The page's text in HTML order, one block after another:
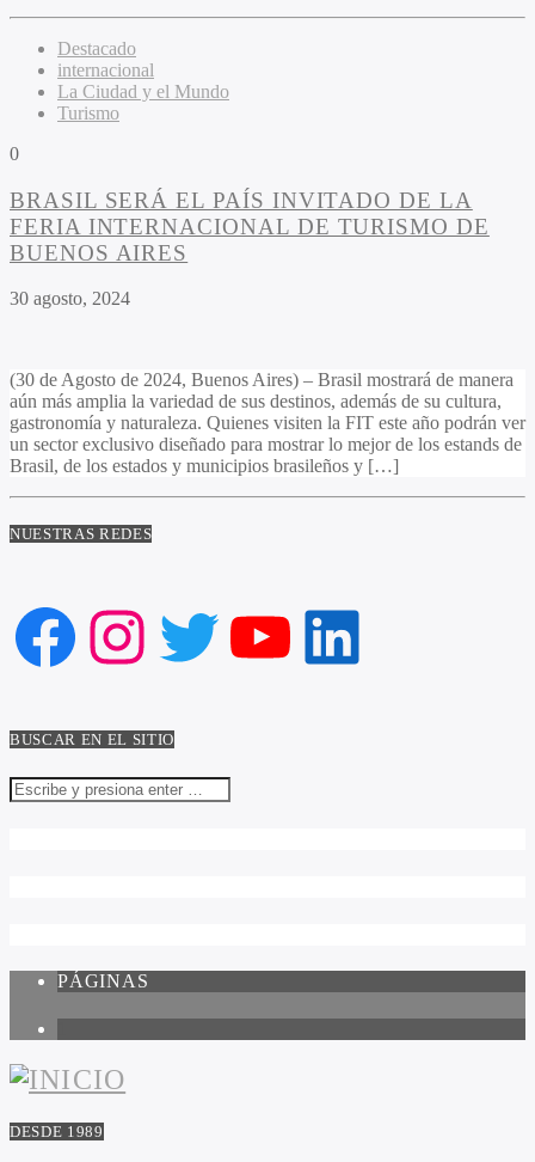
Destacado
internacional
La Ciudad y el Mundo
Turismo
0
BRASIL SERÁ EL PAÍS INVITADO DE LA
FERIA INTERNACIONAL DE TURISMO DE
BUENOS AIRES
30 agosto, 2024
(30 de Agosto de 2024, Buenos Aires) – Brasil mostrará de manera
aún más amplia la variedad de sus destinos, además de su cultura,
gastronomía y naturaleza. Quienes visiten la FIT este año podrán ver
un sector exclusivo diseñado para mostrar lo mejor de los estands de
Brasil, de los estados y municipios brasileños y […]
NUESTRAS REDES
Facebook
Instagram
Twitter
YouTube
LinkedIn
BUSCAR EN EL SITIO
PÁGINAS
DESDE 1989